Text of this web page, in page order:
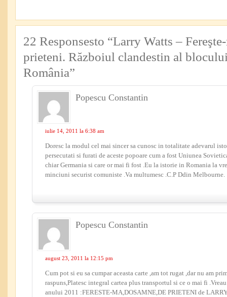
22 Responsesto “Larry Watts –
prieteni. Războiul clandestin al
România”
Popescu Constantin
iulie 14, 2011 la 6:38 am
Doresc la modul cel mai sincer sa cunosc in totalitate adevarul
persecutati si furati de aceste popoare cum a fost Uniunea
chiar Germania si care or mai fi fost .Eu la istorie in Romania la
minciuni securist comuniste .Va multumesc .C.P Ddin Melbourne.
Popescu Constantin
august 23, 2011 la 12:15 pm
Cum pot si eu sa cumpar aceasta carte ,am tot rugat ,dar nu am
raspuns,Platesc integral cartea plus transportul si ce o mai fi
anului 2011 :FERESTE-MA,DOSAMNE,DE PRIETENI de